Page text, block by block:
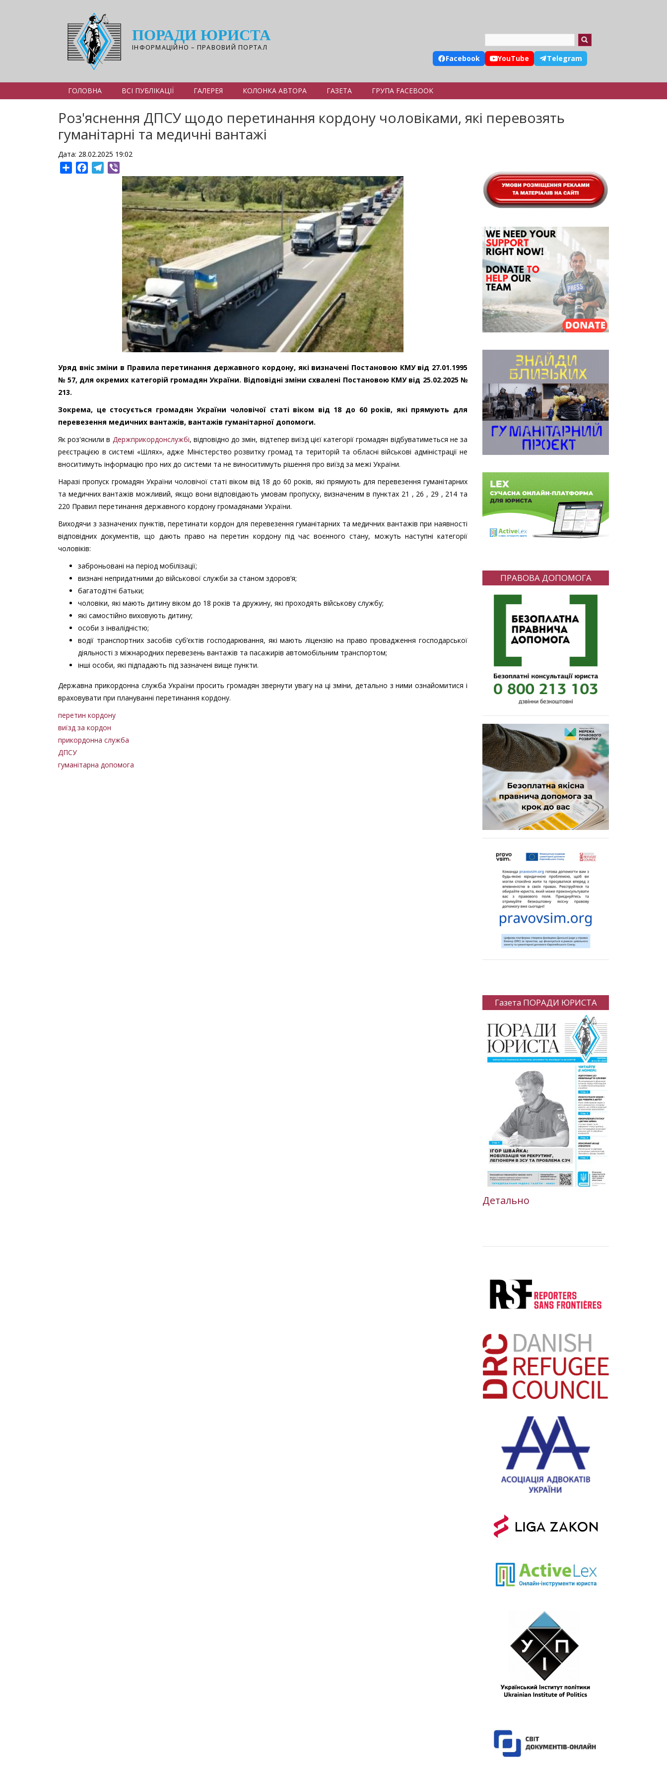
ПОРАДИ ЮРИСТА
ІНФОРМАЦІЙНО – ПРАВОВИЙ ПОРТАЛ
Facebook YouTube Telegram
ГОЛОВНА ВСІ ПУБЛІКАЦІЇ ГАЛЕРЕЯ КОЛОНКА АВТОРА ГАЗЕТА ГРУПА FACEBOOK
Роз'яснення ДПСУ щодо перетинання кордону чоловіками, які перевозять
гуманітарні та медичні вантажі
Дата: 28.02.2025 19:02
ShareFacebookTelegram
Уряд вніс зміни в Правила перетинання державного кордону, які визначені Постановою КМУ від 27.01.1995
№ 57, для окремих категорій громадян України. Відповідні зміни схвалені Постановою КМУ від 25.02.2025 №
213.
Зокрема, це стосується громадян України чоловічої статі віком від 18 до 60 років, які прямують для
перевезення медичних вантажів, вантажів гуманітарної допомоги.
Як роз'яснили в Держприкордонслужбі, відповідно до змін, відтепер виїзд цієї категорії громадян відбуватиметься не за
реєстрацією в системі «Шлях», адже Міністерство розвитку громад та територій та обласні військові адміністрації не
вноситимуть інформацію про них до системи та не виноситимуть рішення про виїзд за межі України.
Наразі пропуск громадян України чоловічої статі віком від 18 до 60 років, які прямують для перевезення гуманітарних
та медичних вантажів можливий, якщо вони відповідають умовам пропуску, визначеним в пунктах 21 , 26 , 29 , 214 та
220 Правил перетинання державного кордону громадянами України.
Виходячи з зазначених пунктів, перетинати кордон для перевезення гуманітарних та медичних вантажів при наявності
відповідних документів, що дають право на перетин кордону під час воєнного стану, можуть наступні категорії
чоловіків:
заброньовані на період мобілізації;
визнані непридатними до військової служби за станом здоров’я;
багатодітні батьки;
чоловіки, які мають дитину віком до 18 років та дружину, які проходять військову службу;
які самостійно виховують дитину;
особи з інвалідністю;
водії транспортних засобів суб’єктів господарювання, які мають ліцензію на право провадження господарської
діяльності з міжнародних перевезень вантажів та пасажирів автомобільним транспортом;
інші особи, які підпадають під зазначені вище пункти.
Державна прикордонна служба України просить громадян звернути увагу на ці зміни, детально з ними ознайомитися і
враховувати при плануванні перетинання кордону.
перетин кордону
виїзд за кордон
прикордонна служба
ДПСУ
гуманітарна допомога
ПРАВОВА ДОПОМОГА
Газета ПОРАДИ ЮРИСТА
Детально